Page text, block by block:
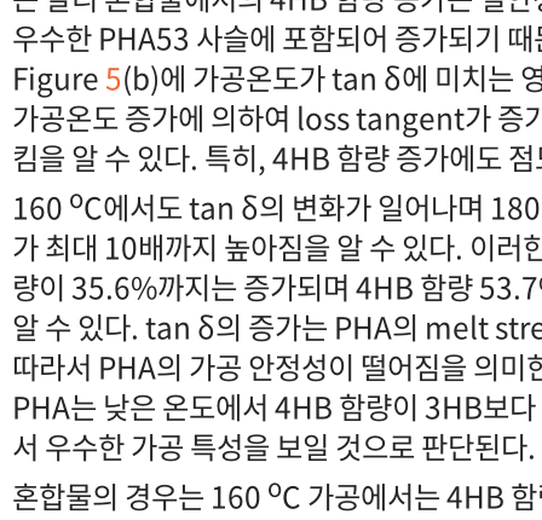
우수한 PHA53 사슬에 포함되어 증가되기
Figure5(b)에 가공온도가 tan δ에 미치는
가공온도 증가에 의하여 loss tangent가 증
킴을 알 수 있다. 특히, 4HB 함량 증가에도
160 oC에서도 tan δ의 변화가 일어나며
가 최대 10배까지 높아짐을 알 수 있다. 이
량이 35.6%까지는 증가되며 4HB 함량
알 수 있다. tan δ의 증가는 PHA의 melt
따라서 PHA의 가공 안정성이 떨어짐을 의미
PHA는 낮은 온도에서 4HB 함량이 3HB보
서 우수한 가공 특성을 보일 것으로 판단된다.
혼합물의 경우는 160 oC 가공에서는 4HB